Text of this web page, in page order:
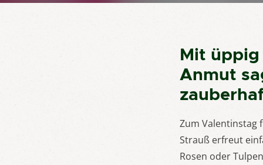
Mit
Anmut
Zum Valentinstag
Strauß erfreut
Rosen oder